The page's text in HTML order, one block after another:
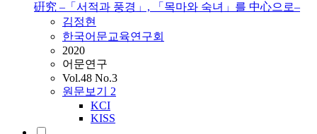
硏究 –「서적과 풍경」, 「목마와 숙녀」를 中心으로–
김정현
한국어문교육연구회
2020
어문연구
Vol.48 No.3
원문보기 2
KCI
KISS